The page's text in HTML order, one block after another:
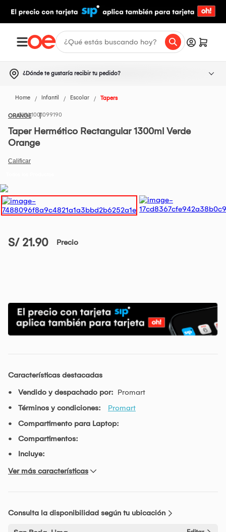
¿Dónde te gustaría recibir tu pedido?
Home Infantil Escolar Tapers
ORANGE1001099190
Taper Hermético Rectangular 1300ml Verde
Orange
S/ 21.90 Precio
Características destacadas
Vendido y despachado por: Promart
Términos y condiciones:
Promart
Compartimento para Laptop:
Compartimentos:
Incluye:
Ver más características
Consulta la disponibilidad según tu ubicación